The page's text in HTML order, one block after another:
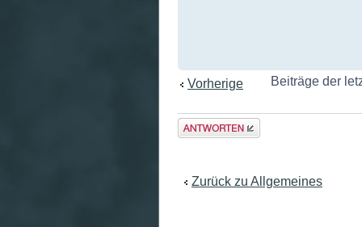
Vorherige Beiträge der
Antwort
erstellen
Zurück zu Allgemeines